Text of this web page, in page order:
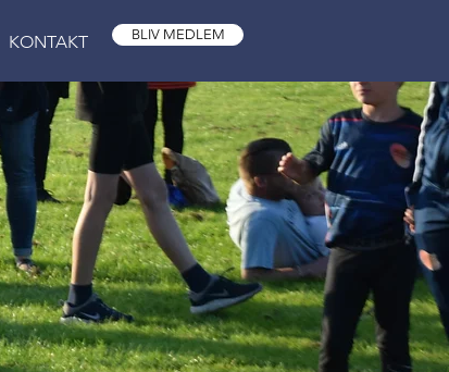
KONTAKT BLIV MEDLEM